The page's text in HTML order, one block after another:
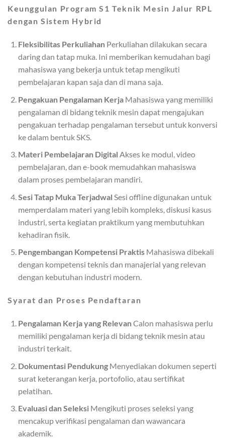
Keunggulan Program S1 Teknik Mesin Jalur RPL
dengan Sistem Hybrid
Fleksibilitas PerkuliahanPerkuliahan dilakukan secara
daring dan tatap muka. Ini memberikan kemudahan bagi
mahasiswa yang bekerja untuk tetap mengikuti
pembelajaran kapan saja dan di mana saja.
Pengakuan Pengalaman KerjaMahasiswa yang memiliki
pengalaman di bidang teknik mesin dapat mengajukan
pengakuan terhadap pengalaman tersebut untuk konversi
ke dalam bentuk SKS.
Materi Pembelajaran Digital Akses ke modul, video
pembelajaran, dan e-book memudahkan mahasiswa
dalam proses pembelajaran mandiri.
Sesi Tatap Muka Terjadwal Sesi offline digunakan untuk
memperdalam materi yang lebih kompleks, diskusi kasus
industri, serta kegiatan praktikum yang membutuhkan
kehadiran fisik.
Pengembangan Kompetensi PraktisMahasiswa dibekali
dengan kompetensi teknis dan manajerial yang relevan
dengan kebutuhan industri modern.
Syarat dan Proses Pendaftaran
Pengalaman Kerja yang RelevanCalon mahasiswa perlu
memiliki pengalaman kerja di bidang teknik mesin atau
industri terkait.
Dokumentasi PendukungMenyediakan dokumen seperti
surat keterangan kerja, portofolio, atau sertifikat
pelatihan.
Evaluasi dan SeleksiMengikuti proses seleksi yang
mencakup verifikasi pengalaman dan wawancara
akademik.